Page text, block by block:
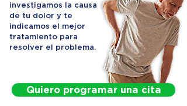
investigamos la causa
de tu dolor y te
indicamos el mejor
tratamiento para
resolver el problema.
Quiero programar una cita